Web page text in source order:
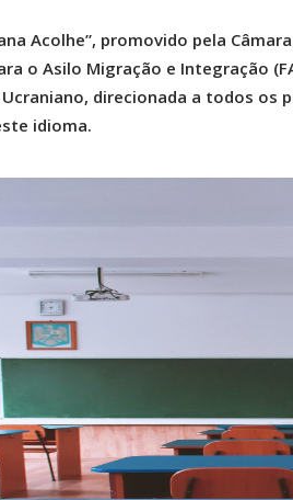
Acolhe”, promovido pela
o Asilo Migração e Integração
direcionada a todos os
idioma.